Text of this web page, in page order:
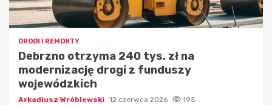
DROGI I REMONTY
Debrzno otrzyma 240 tys. zł na
modernizację drogi z funduszy
wojewódzkich
Arkadiusz Wróblewski 12 czerwca 2026 195